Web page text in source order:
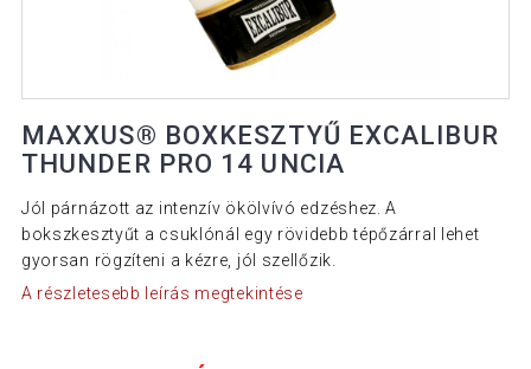
MAXXUS® BOXKESZTYŰ EXCALIBUR
THUNDER PRO 14 UNCIA
Jól párnázott az intenzív ökölvívó edzéshez. A
bokszkesztyűt a csuklónál egy rövidebb tépőzárral lehet
gyorsan rögzíteni a kézre, jól szellőzik.
A részletesebb leírás megtekintése